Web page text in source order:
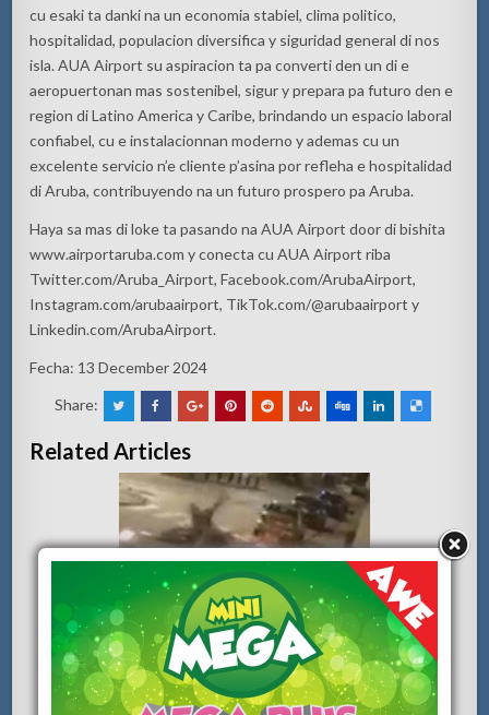
cu esaki ta danki na un economia stabiel, clima politico,
hospitalidad, populacion diversifica y siguridad general di nos
isla. AUA Airport su aspiracion ta pa converti den un di e
aeropuertonan mas sostenibel, sigur y prepara pa futuro den e
region di Latino America y Caribe, brindando un espacio laboral
confiabel, cu e instalacionnan moderno y ademas cu un
excelente servicio n’e cliente p’asina por refleha e hospitalidad
di Aruba, contribuyendo na un futuro prospero pa Aruba.
Haya sa mas diloketa pasandona AUAAirport doordibishita
www.airportaruba.com y conectacu AUAAirport riba
Twitter.com/Aruba_Airport, Facebook.com/ArubaAirport,
Instagram.com/arubaairport, TikTok.com/@arubaairport y
Linkedin.com/ArubaAirport.
Fecha: 13 December 2024
Share:
Related Articles